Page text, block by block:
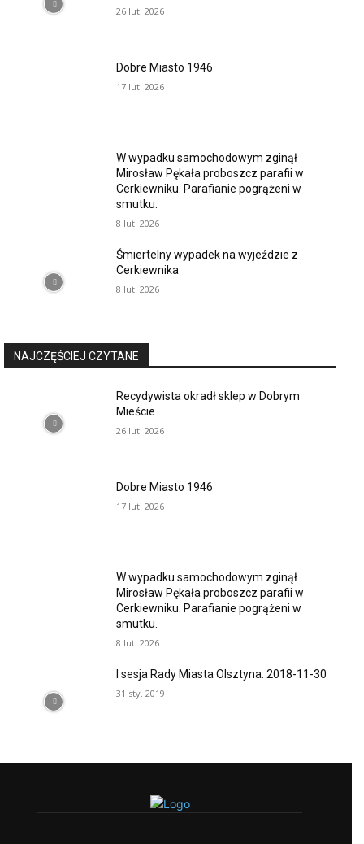
26 lut. 2026
Dobre Miasto 1946
17 lut. 2026
W wypadku samochodowym zginął
Mirosław Pękała proboszcz parafii w
Cerkiewniku. Parafianie pogrążeni w
smutku.
8 lut. 2026
Śmiertelny wypadek na wyjeździe z
Cerkiewnika
8 lut. 2026
NAJCZĘŚCIEJ CZYTANE
Recydywista okradł sklep w Dobrym
Mieście
26 lut. 2026
Dobre Miasto 1946
17 lut. 2026
W wypadku samochodowym zginął
Mirosław Pękała proboszcz parafii w
Cerkiewniku. Parafianie pogrążeni w
smutku.
8 lut. 2026
I sesja Rady Miasta Olsztyna. 2018-11-30
31 sty. 2019